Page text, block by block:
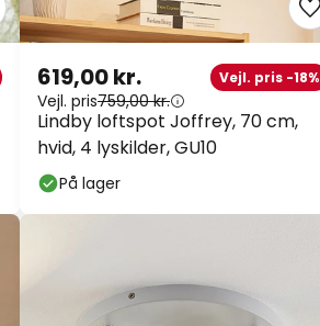
Lindby loftspot Joffrey, 70 cm,
hvid, 4 lyskilder, GU10
619,00 kr. Vejl. pris -18%
Vejl. pris759,00 kr.
På lager